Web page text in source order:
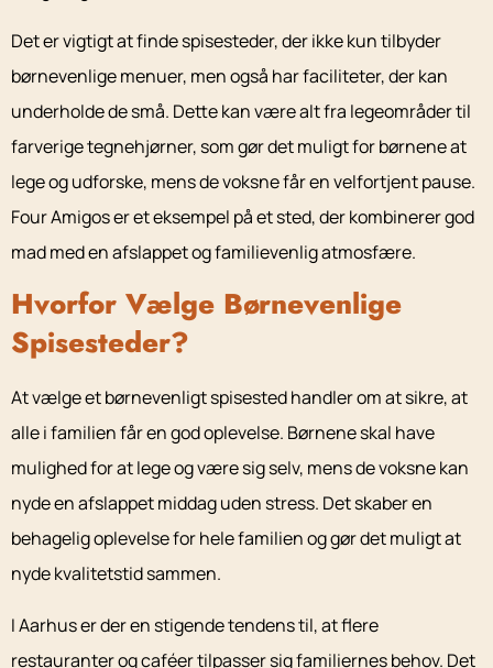
Det er vigtigt at finde spisesteder, der ikke kun tilbyder
børnevenlige menuer, men også har faciliteter, der kan
underholde de små. Dette kan være alt fra legeområder til
farverige tegnehjørner, som gør det muligt for børnene at
lege og udforske, mens de voksne får en velfortjent pause.
Four Amigos er et eksempel på et sted, der kombinerer god
mad med en afslappet og familievenlig atmosfære.
Hvorfor Vælge Børnevenlige
Spisesteder?
At vælge et børnevenligt spisested handler om at sikre, at
alle i familien får en god oplevelse. Børnene skal have
mulighed for at lege og være sig selv, mens de voksne kan
nyde en afslappet middag uden stress. Det skaber en
behagelig oplevelse for hele familien og gør det muligt at
nyde kvalitetstid sammen.
I Aarhus er der en stigende tendens til, at flere
restauranter og caféer tilpasser sig familiernes behov. Det